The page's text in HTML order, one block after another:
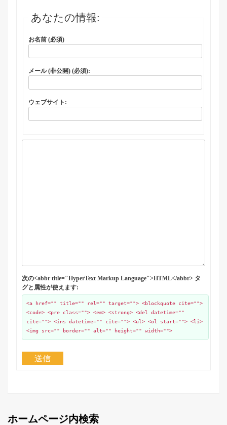
あなたの情報:
お名前 (必須)
メール (非公開) (必須):
ウェブサイト:
次の<abbr title="HyperText Markup Language">HTML</abbr> タ
グと属性が使えます:
<a href="" title="" rel="" target=""> <blockquote cite="">
<code> <pre class=""> <em> <strong> <del datetime=""
cite=""> <ins datetime="" cite=""> <ul> <ol start=""> <li>
<img src="" border="" alt="" height="" width="">
送信
ホームページ内検索